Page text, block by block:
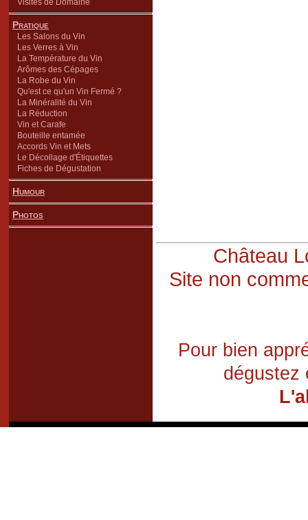
Visites de Domaine
Pratique
Les Salons du Vin
Les Verres à Vin
La Température du Vin
Arômes des Cépages
La Robe du Vin
Qu'est ce qu'un Vin Fermé ?
La Minéralité du Vin
La Réduction
Vin et Carafe
Bouteille entamée
Accords Vin et Mets
Le Décollage d'Étiquettes
Fiches de Dégustation
Humour
Photos
Château
Site non
Pour bien
dégustez